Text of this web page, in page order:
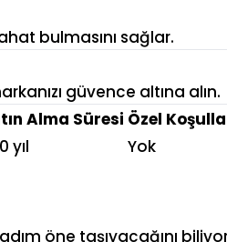
bulmasını sağlar.
güvence altına alın.
Alma Süresi Özel
yıl Yok
öne taşıyacağını